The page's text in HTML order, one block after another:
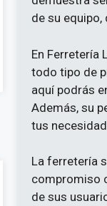
de su
En Ferretería
todo tipo de
aquí podrás
Además, su
tus
La ferretería
compromiso
de sus